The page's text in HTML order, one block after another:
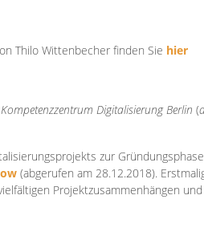
Thilo Wittenbecher finden Sie hier
DigitalisierungBerlin (
zur
(abgerufen am 28.12.2018).
Projektzusammenhängen